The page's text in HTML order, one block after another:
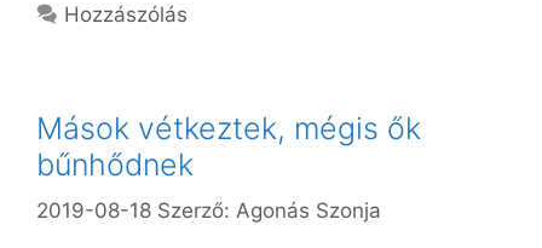
Hozzászólás
Mások vétkeztek, mégis ők
bűnhődnek
2019-08-18 Szerző: Agonás Szonja